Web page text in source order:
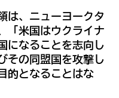
は、ニューヨークタ
「米国はウクライナ
になることを志向し
その同盟国を攻撃し
的となることはな